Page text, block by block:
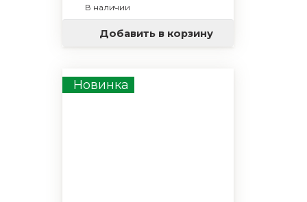
В наличии
Добавить в корзину
Новинка